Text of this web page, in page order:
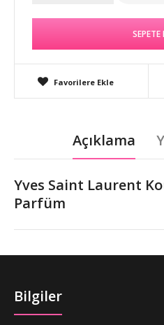
Favorilere Ekle
Açıklama
Yves Saint Laurent
Parfüm
Bilgiler